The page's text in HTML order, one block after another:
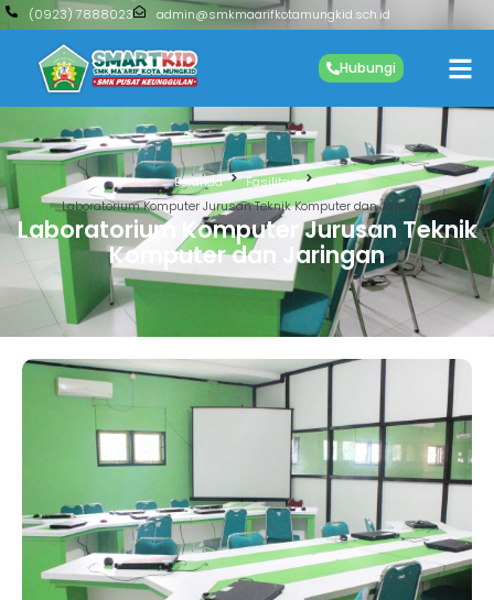
(0923) 7888023 admin@smkmaarifkotamungkid.sch.id
Hubungi
Beranda
Fasilitas
Laboratorium Komputer Jurusan Teknik Komputer dan Jaringan
Laboratorium Komputer Jurusan Teknik
Komputer dan Jaringan